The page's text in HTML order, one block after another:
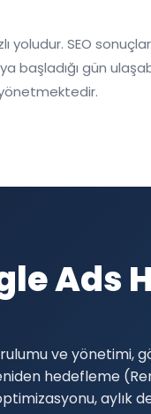
SEO
gün
Ads
ve yönetimi,
hedefleme
aylık